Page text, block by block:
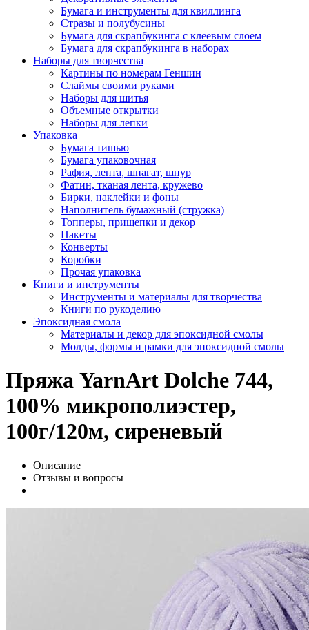
Бумага и инструменты для квиллинга
Стразы и полубусины
Бумага для скрапбукинга с клеевым слоем
Бумага для скрапбукинга в наборах
Наборы для творчества
Картины по номерам Геншин
Слаймы своими руками
Наборы для шитья
Объемные открытки
Наборы для лепки
Упаковка
Бумага тишью
Бумага упаковочная
Рафия, лента, шпагат, шнур
Фатин, тканая лента, кружево
Бирки, наклейки и фоны
Наполнитель бумажный (стружка)
Топперы, прищепки и декор
Пакеты
Конверты
Коробки
Прочая упаковка
Книги и инструменты
Инструменты и материалы для творчества
Книги по рукоделию
Эпоксидная смола
Материалы и декор для эпоксидной смолы
Молды, формы и рамки для эпоксидной смолы
Пряжа YarnArt Dolche 744,
100% микрополиэстер,
100г/120м, сиреневый
Описание
Отзывы и вопросы